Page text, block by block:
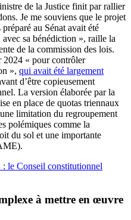
de la Justice finit par rallier
Je me souviens que le projet
au Sénat avait été
sa bénédiction », raille la
de la commission des lois.
2024 « pour contrôler
», qui avait été largement
d’être copieusement
La version élaborée par la
en place de quotas triennaux
limitation du regroupement
polémiques comme la
du sol et une importante
le Conseil constitutionnel
à mettre en œuvre